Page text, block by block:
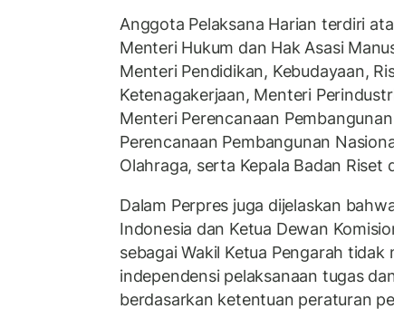
Anggota Pelaksana Harian terdiri
Menteri Hukum dan Hak Asasi
Menteri Pendidikan, Kebudayaan,
Ketenagakerjaan, Menteri
Menteri Perencanaan
Perencanaan Pembangunan
Olahraga, serta Kepala Badan Riset
Dalam Perpres juga dijelaskan
Indonesia dan Ketua Dewan
sebagai Wakil Ketua Pengarah
independensi pelaksanaan tugas
berdasarkan ketentuan peraturan